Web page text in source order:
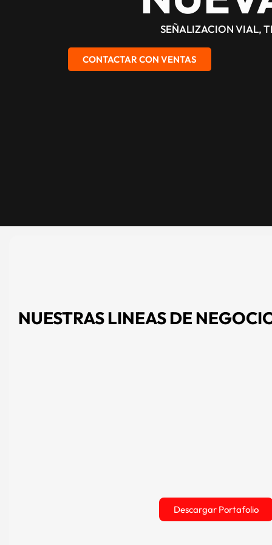
SEÑALIZACION VIAL,
CONTACTAR CON VENTAS
NUESTRASLINEAS DE
Descargar Portafolio